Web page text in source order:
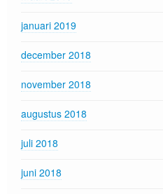
januari 2019
december 2018
november 2018
augustus 2018
juli 2018
juni 2018